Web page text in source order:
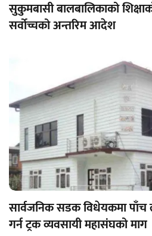
सुकुमबासी बालबालिकाको
सर्वोच्चको अन्तरिम आदेश
सार्वजनिक सडक विधेयकमा पाँच
गर्न ट्रक व्यवसायी महासंघको माग